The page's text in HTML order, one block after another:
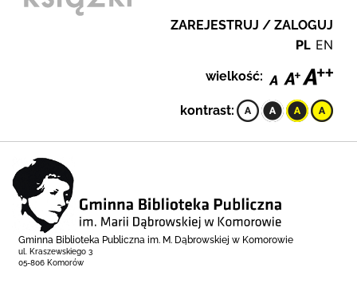
ZAREJESTRUJ / ZALOGUJ
PL EN
wielkość:
kontrast:
Gminna Biblioteka Publiczna im. M. Dąbrowskiej w Komorowie
ul. Kraszewskiego 3
05-806 Komorów